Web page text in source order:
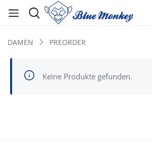
DAMEN PREORDER
Keine Produkte gefunden.